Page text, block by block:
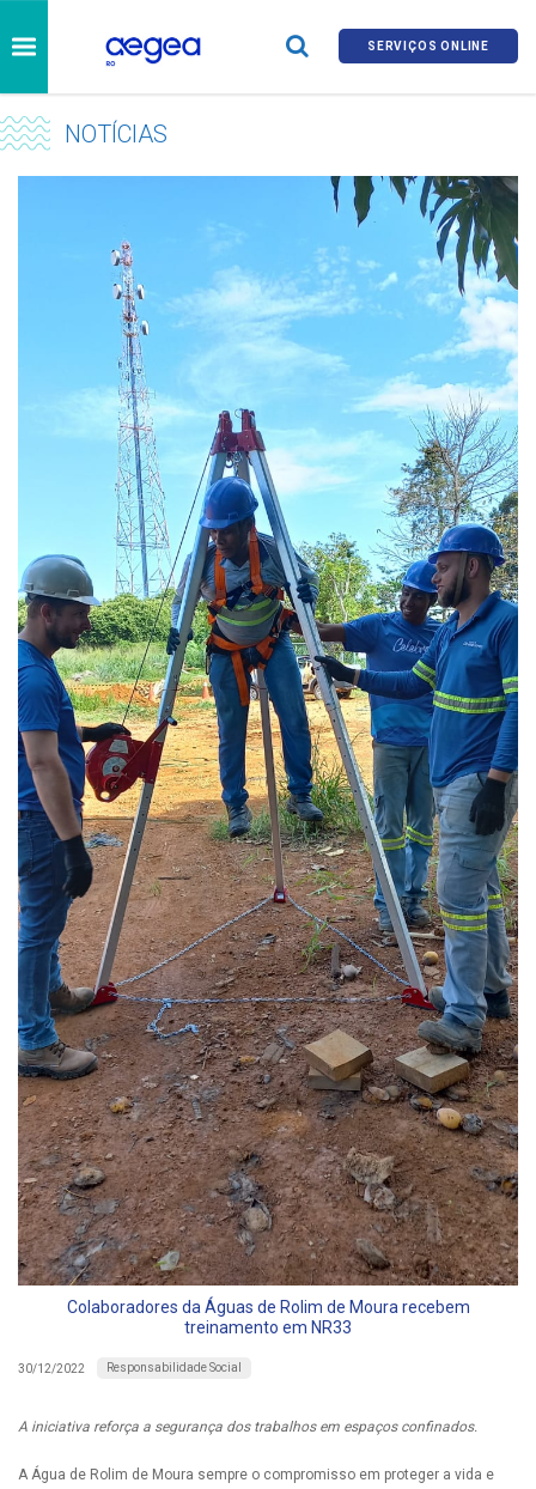
SERVIÇOS ONLINE
NOTÍCIAS
Colaboradores da Águas de Rolim de Moura recebem
treinamento em NR33
30/12/2022 Responsabilidade Social
A iniciativa reforça a segurança dos trabalhos em espaços confinados.
A Água de Rolim de Moura sempre o compromisso em proteger a vida e